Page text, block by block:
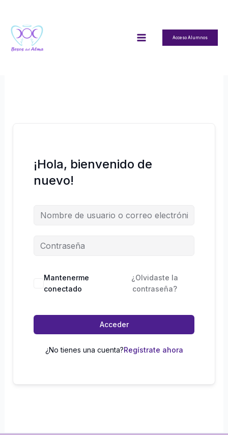
contenido
Acceso Alumnos
¡Hola, bienvenido de
nuevo!
Mantenerme
conectado
¿Olvidaste la
contraseña?
Acceder
¿No tienes una cuenta?Regístrate ahora